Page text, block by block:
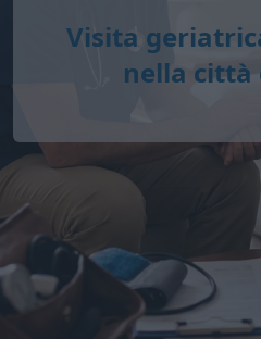
Visita
nella città